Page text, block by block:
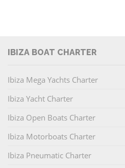
IBIZA BOAT CHARTER
Ibiza Mega Yachts Charter
Ibiza Yacht Charter
Ibiza Open Boats Charter
Ibiza Motorboats Charter
Ibiza Pneumatic Charter